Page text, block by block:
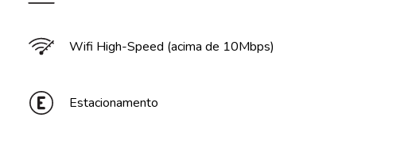
Wifi High-Speed (acima de 10Mbps)
Estacionamento